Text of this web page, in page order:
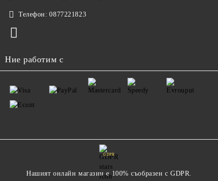
Телефон: 0877221823
Ние работим с
GDPR
Нашият онлайн магазин е 100% съобразен с GDPR.